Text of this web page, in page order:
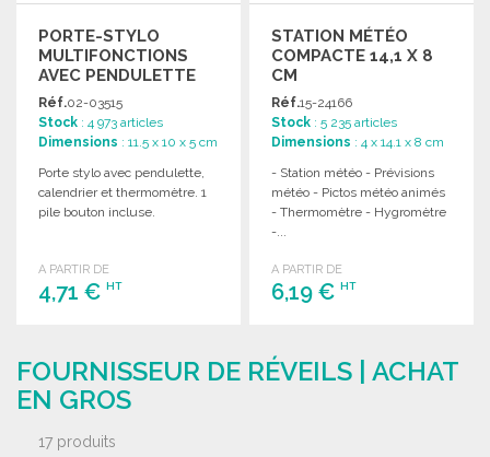
PORTE-STYLO
MULTIFONCTIONS
AVEC PENDULETTE
Réf.02-03515
Stock : 4 973 articles
Dimensions : 11.5 x 10 x 5 cm
Porte stylo avec pendulette,
calendrier et thermomètre. 1
pile bouton incluse.
A PARTIR DE
4,71 € HT
Demander un devis
STATION MÉTÉO
COMPACTE 14,1 X 8
CM
Réf.15-24166
Stock : 5 235 articles
Dimensions : 4 x 14.1 x 8 cm
- Station météo - Prévisions
météo - Pictos météo animés
- Thermomètre - Hygromètre
-...
A PARTIR DE
6,19 €HT
Demander un devis
FOURNISSEUR DE RÉVEILS | ACHAT
EN GROS
17 produits